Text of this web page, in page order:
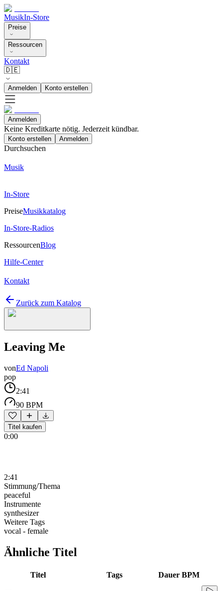
MusikIn-Store
Preise
Ressourcen
Kontakt
🇩🇪
Anmelden Konto erstellen
Anmelden
Keine Kreditkarte nötig. Jederzeit kündbar.
Konto erstellen Anmelden
Durchsuchen
Musik
In-Store
PreiseMusikkatalog
In-Store-Radios
RessourcenBlog
Hilfe-Center
Kontakt
Zurück zum Katalog
Leaving Me
vonEd Napoli
pop
2:41
90 BPM
Titel kaufen
0:00
2:41
Stimmung/Thema
peaceful
Instrumente
synthesizer
Weitere Tags
vocal - female
Ähnliche Titel
Titel Tags Dauer BPM